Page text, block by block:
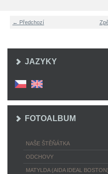
← Předchozí
JAZYKY
FOTOALBUM
NAŠE ŠTĚŇÁTKA
ODCHOVY
MATYLDA (AIDA IDEAL BOSTON)